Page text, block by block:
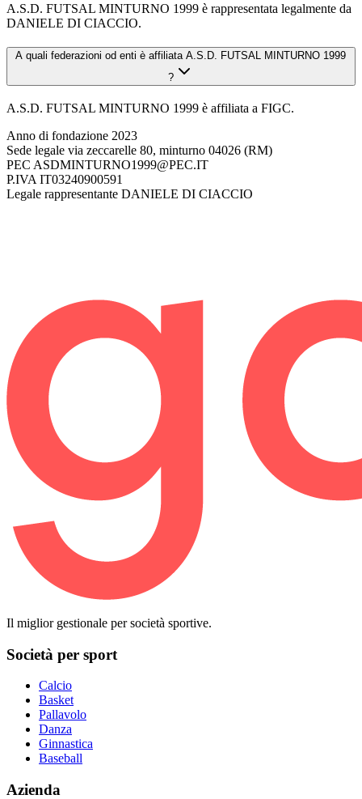
A.S.D. FUTSAL MINTURNO 1999 è rappresentata legalmente da
DANIELE DI CIACCIO.
A quali federazioni od enti è affiliata A.S.D. FUTSAL MINTURNO 1999
?
A.S.D. FUTSAL MINTURNO 1999 è affiliata a FIGC.
Anno di fondazione 2023
Sede legale via zeccarelle 80, minturno 04026 (RM)
PEC ASDMINTURNO1999@PEC.IT
P.IVA IT03240900591
Legale rappresentante DANIELE DI CIACCIO
Il miglior gestionale per società sportive.
Società per sport
Calcio
Basket
Pallavolo
Danza
Ginnastica
Baseball
Azienda